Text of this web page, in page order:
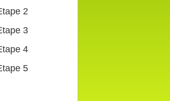
2
3
4
5